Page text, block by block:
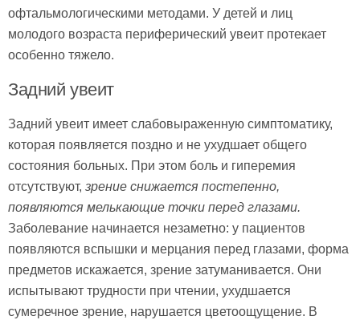
офтальмологическими методами. У детей и лиц
молодого возраста периферический увеит протекает
особенно тяжело.
Задний увеит
Задний увеит имеет слабовыраженную симптоматику,
которая появляется поздно и не ухудшает общего
состояния больных. При этом боль и гиперемия
отсутствуют, зрение снижается постепенно,
появляются мелькающие точки перед глазами.
Заболевание начинается незаметно: у пациентов
появляются вспышки и мерцания перед глазами, форма
предметов искажается, зрение затуманивается. Они
испытывают трудности при чтении, ухудшается
сумеречное зрение, нарушается цветоощущение. В